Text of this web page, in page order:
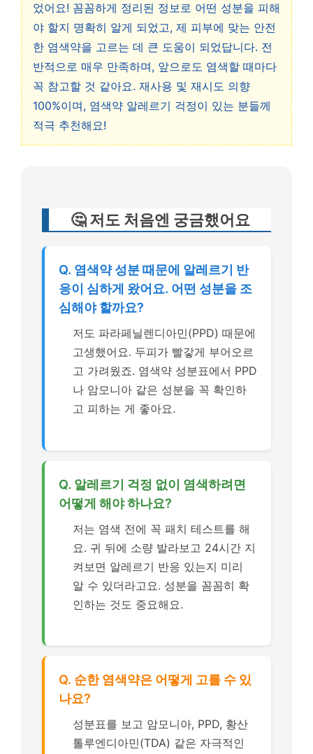
었어요! 꼼꼼하게 정리된 정보로 어떤 성분을 피해
야 할지 명확히 알게 되었고, 제 피부에 맞는 안전
한 염색약을 고르는 데 큰 도움이 되었답니다. 전
반적으로 매우 만족하며, 앞으로도 염색할 때마다
꼭 참고할 것 같아요. 재사용 및 재시도 의향
100%이며, 염색약 알레르기 걱정이 있는 분들께
적극 추천해요!
🤔 저도 처음엔 궁금했어요
Q. 염색약 성분 때문에 알레르기 반
응이 심하게 왔어요. 어떤 성분을 조
심해야 할까요?
저도 파라페닐렌디아민(PPD) 때문에
고생했어요. 두피가 빨갛게 부어오르
고 가려웠죠. 염색약 성분표에서 PPD
나 암모니아 같은 성분을 꼭 확인하
고 피하는 게 좋아요.
Q. 알레르기 걱정 없이 염색하려면
어떻게 해야 하나요?
저는 염색 전에 꼭 패치 테스트를 해
요. 귀 뒤에 소량 발라보고 24시간 지
켜보면 알레르기 반응 있는지 미리
알 수 있더라고요. 성분을 꼼꼼히 확
인하는 것도 중요해요.
Q. 순한 염색약은 어떻게 고를 수 있
나요?
성분표를 보고 암모니아, PPD, 황산
톨루엔디아민(TDA) 같은 자극적인